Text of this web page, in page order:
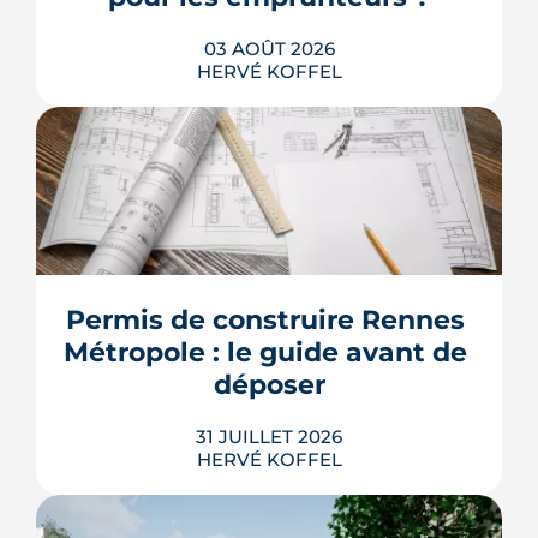
LIRE L'ARTICLE
03 AOÛT 2026
HERVÉ KOFFEL
Les taux de crédit se sont stabilisés cet
été, mais au-dessus de leur niveau du
printemps. À Rennes, la hausse des prix
resserrent le budget des acheteurs à la
rentrée 2026.
LIRE L'ARTICLE
Permis de construire Rennes
Métropole : le guide avant de
déposer
31 JUILLET 2026
HERVÉ KOFFEL